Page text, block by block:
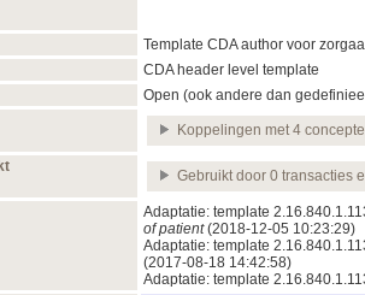
Template CDA author voor
CDA header level template
Open (ook andere dan
Koppelingen met 4
Gebruikt door 0 transacties
Adaptatie: template
of patient(2018‑12‑05 10:23:29)
Adaptatie: template
(2017‑08‑18 14:42:58)
Adaptatie: template